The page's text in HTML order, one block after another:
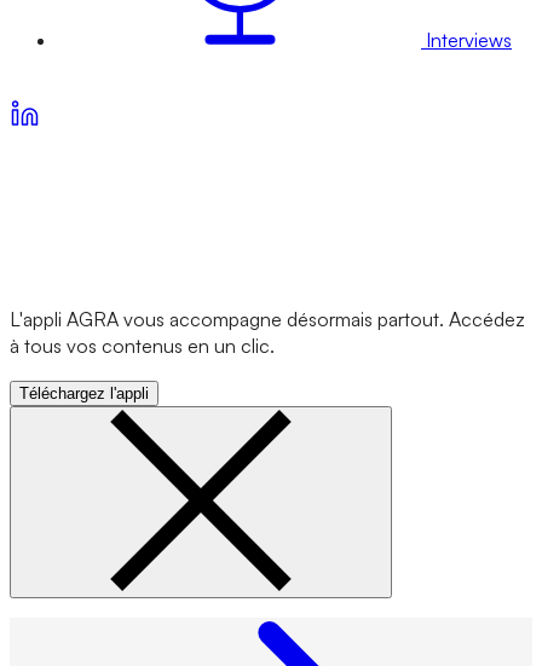
Interviews
L'appli AGRA vous accompagne désormais partout. Accédez
à tous vos contenus en un clic.
Téléchargez l'appli